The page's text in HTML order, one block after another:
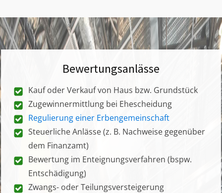
Bewertungsanlässe
Kauf oder Verkauf von Haus bzw. Grundstück
Zugewinnermittlung bei Ehescheidung
Regulierung einer Erbengemeinschaft
Steuerliche Anlässe (z. B. Nachweise gegenüber
dem Finanzamt)
Bewertung im Enteignungsverfahren (bspw.
Entschädigung)
Zwangs- oder Teilungsversteigerung